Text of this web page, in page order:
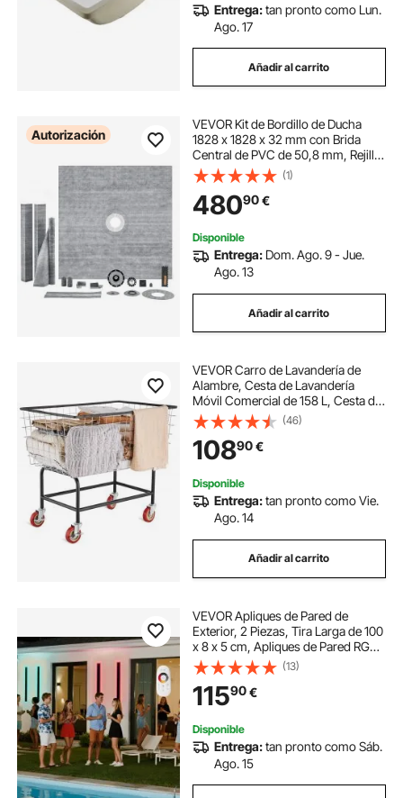
Entrega:tan pronto como Lun.
Ago. 17
Añadir al carrito
Autorización
VEVOR Kit de Bordillo de Ducha
1828 x 1828 x 32 mm con Brida
Central de PVC de 50,8 mm, Rejilla
de Acero Inoxidable de 101,6 mm,
Membrana y Tira Impermeables,
Varillas Inclinadas Aptas para Baño
(1)
48090€
Disponible
Entrega: Dom. Ago. 9 - Jue.
Ago. 13
Añadir al carrito
VEVOR Carro de Lavandería de
Alambre, Cesta de Lavandería
Móvil Comercial de 158 L, Cesta de
Ropa Sucia con Estructura de Acero
con Ruedas, Movimiento Suave,
para Lavadero, Dormitorio, Baño
(46)
10890€
Disponible
Entrega:tan pronto como Vie.
Ago. 14
Añadir al carrito
VEVOR Apliques de Pared de
Exterior, 2 Piezas, Tira Larga de 100
x 8 x 5 cm, Apliques de Pared RGB
Modernos, Ajustable 2700 K-6000
K, IP65 Resistente al Agua,
Antioxidante, para Patio, Casa,
Porche
(13)
11590€
Disponible
Entrega:tan pronto como Sáb.
Ago. 15